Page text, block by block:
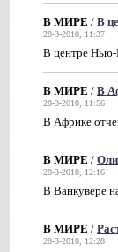
В МИРЕ / В
28-3-2010, 11:37
В центре Нью-
В МИРЕ / В
28-3-2010, 11:56
В Африке
В МИРЕ /
28-3-2010, 12:16
В Ванкувере
В МИРЕ /
28-3-2010, 12:28